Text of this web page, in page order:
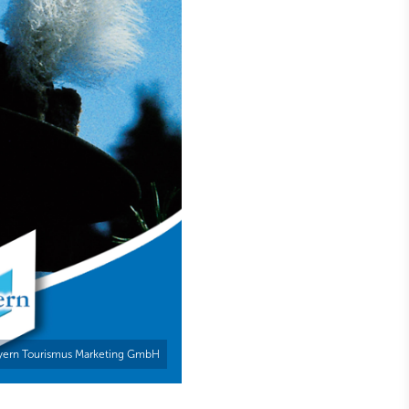
Tourismus Marketing GmbH